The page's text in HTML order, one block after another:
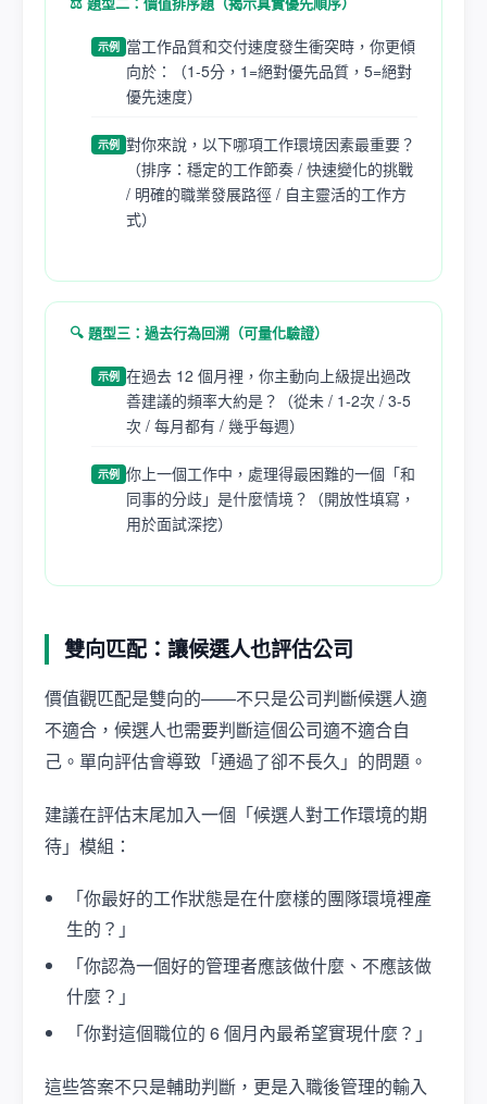
示例
當工作品質和交付速度發生衝突時，你更傾
向於：（1-5分，1=絕對優先品質，5=絕對
優先速度）
示例 對你來說，以下哪項工作環境因素最重要？
（排序：穩定的工作節奏 / 快速變化的挑戰
/ 明確的職業發展路徑 / 自主靈活的工作方
式）
🔍 題型三：過去行為回溯（可量化驗證）
示例 在過去 12 個月裡，你主動向上級提出過改
善建議的頻率大約是？（從未 / 1-2次 / 3-5
次 / 每月都有 / 幾乎每週）
示例 你上一個工作中，處理得最困難的一個「和
同事的分歧」是什麼情境？（開放性填寫，
用於面試深挖）
雙向匹配：讓候選人也評估公司
價值觀匹配是雙向的——不只是公司判斷候選人適
不適合，候選人也需要判斷這個公司適不適合自
己。單向評估會導致「通過了卻不長久」的問題。
建議在評估末尾加入一個「候選人對工作環境的期
待」模組：
「你最好的工作狀態是在什麼樣的團隊環境裡產
生的？」
「你認為一個好的管理者應該做什麼、不應該做
什麼？」
「你對這個職位的 6 個月內最希望實現什麼？」
這些答案不只是輔助判斷，更是入職後管理的輸入